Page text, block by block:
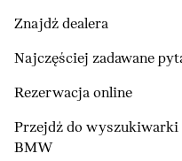
Znajdź dealera
Najczęściej zadawane
Rezerwacja online
Przejdź do wyszukiwarki
BMW